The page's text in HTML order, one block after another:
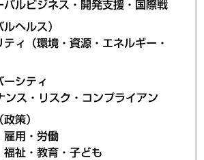
バルビジネス・開発支援・国際戦
ヘルス）
ィ（環境・資源・エネルギー・
シティ
ンス・リスク・コンプライアン
策）
雇用・労働
福祉・教育・子ども